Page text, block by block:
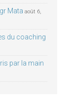
Mata août 6,
du coaching
par la main